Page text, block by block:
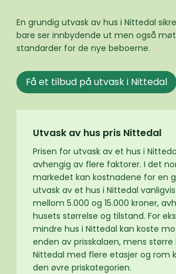
En grundig utvask av hus i Nittedal
bare ser innbydende ut men også
standarder for de nye beboerne.
Få et tilbud på utvask i Nittedal
Utvask av hus pris Nittedal
Prisen for utvask av et hus i
avhengig av flere faktorer. I det
markedet kan kostnadene for en
utvask av et hus i Nittedal
mellom 5.000 og 15.000 kroner,
husets størrelse og tilstand. For
mindre hus i Nittedal kan koste
enden av prisskalaen, mens større
Nittedal med flere etasjer og rom
den øvre priskategorien.